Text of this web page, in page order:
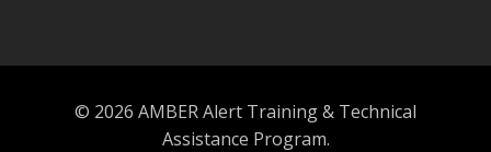
© 2026 AMBER Alert Training & Technical
Assistance Program.